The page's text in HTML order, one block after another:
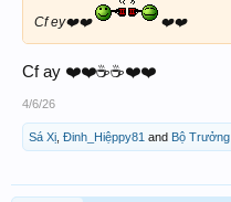
Cf ey❤️❤️ ❤️❤️
Cf ay ❤️❤️☕️☕️❤️❤️
4/6/26
Sá Xị Đinh_Hiệppy81 and Bộ Trưởng